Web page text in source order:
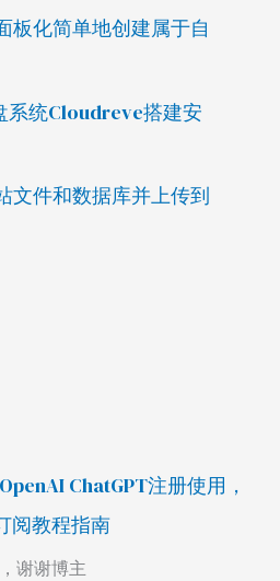
板化简单地创建属于自
系统Cloudreve搭建安
文件和数据库并上传到
OpenAI ChatGPT注册使用，
阅教程指南
谢谢博主